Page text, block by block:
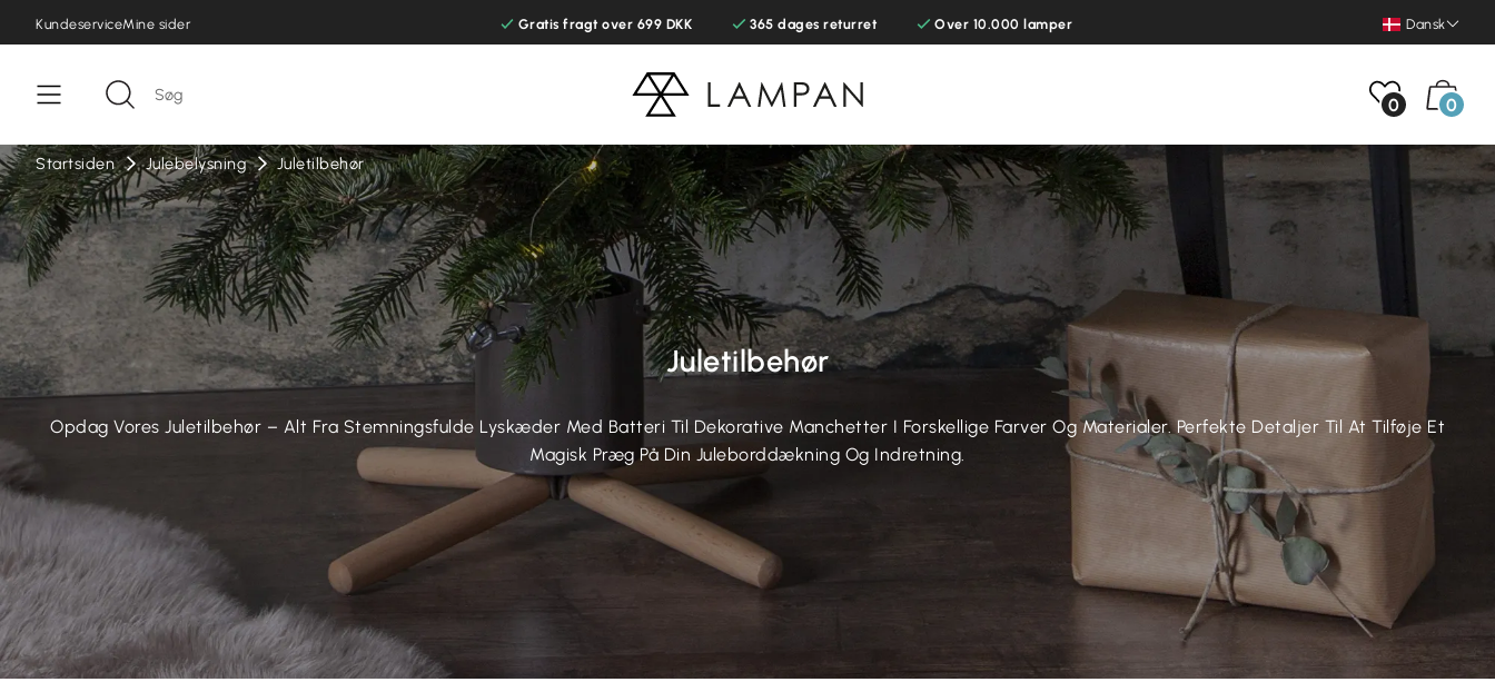
KundeserviceMine sider Gratis fragt over 699 DKK 365 dages returret Over 10.000 lamper Dansk
0 0
Startsiden Julebelysning Juletilbehør
Juletilbehør
Opdag Vores Juletilbehør – Alt Fra Stemningsfulde Lyskæder Med Batteri Til Dekorative Manchetter I Forskellige Farver Og Materialer. Perfekte Detaljer Til At Tilføje Et
Magisk Præg På Din Juleborddækning Og Indretning.